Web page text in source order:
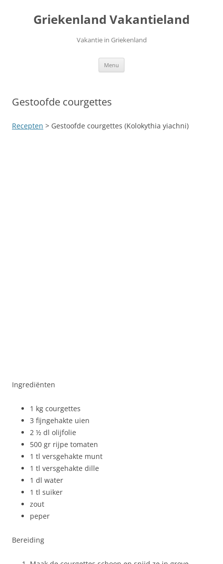
inhoudGriekenland Vakantieland
Vakantie in Griekenland
Menu
Gestoofde courgettes
Recepten > Gestoofde courgettes (Kolokythia yiachni)
Ingrediënten
1 kg courgettes
3 fijngehakte uien
2 ½ dl olijfolie
500 gr rijpe tomaten
1 tl versgehakte munt
1 tl versgehakte dille
1 dl water
1 tl suiker
zout
peper
Bereiding